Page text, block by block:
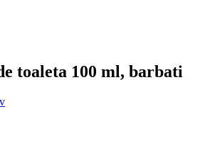
toaleta 100 ml, barbati